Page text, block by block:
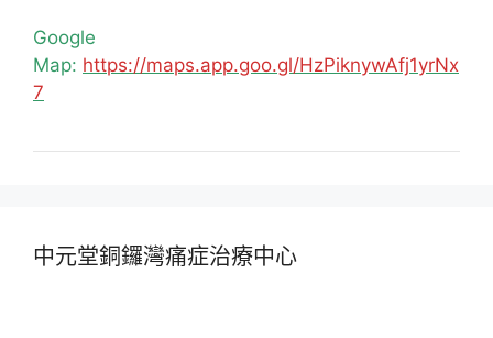
Google
Map: https://maps.app.goo.gl/HzPiknywAfj1yrNx
7
中元堂銅鑼灣痛症治療中心